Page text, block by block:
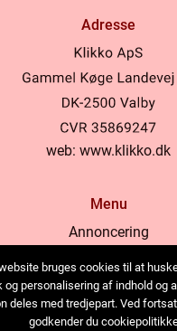
Adresse
web: www.klikko.dk
Menu
Annoncering
Cookies
Kontakt os
bruges cookies til at
personalisering af indhold og
deles med tredjepart. Ved
godkender du